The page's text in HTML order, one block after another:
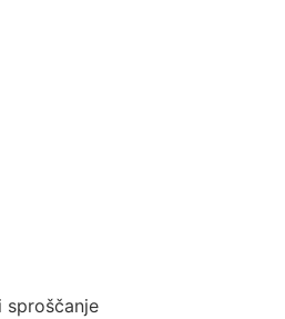
sproščanje